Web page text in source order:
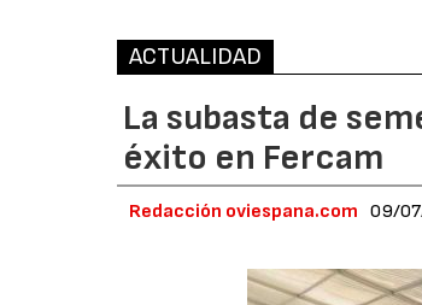
ACTUALIDAD
La subasta de
éxito en Fercam
Redacción oviespana.com 09/